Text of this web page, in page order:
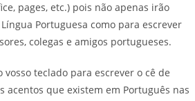
pages, etc.) pois não apenas irão
Portuguesa como para escrever
colegas e amigos portugueses.
teclado para escrever o cê de
acentos que existem em Português nas